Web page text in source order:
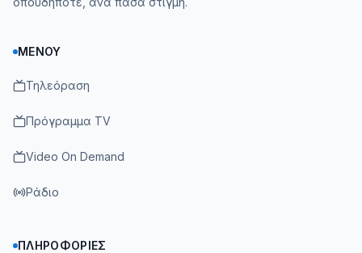
ΜΕΝΟΎ
Τηλεόραση
Πρόγραμμα TV
Video On Demand
Ράδιο
ΠΛΗΡΟΦΟΡΊΕΣ